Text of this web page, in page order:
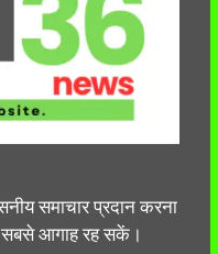
समाचार प्रदान करना
सबसे आगाह रह सकें।